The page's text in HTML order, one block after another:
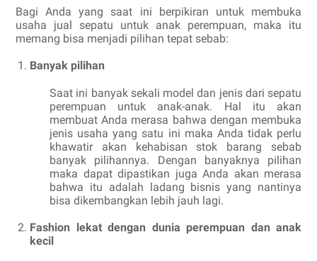
Bagi Anda yang saat ini berpikiran untuk membuka
usaha jual sepatu untuk anak perempuan, maka itu
memang bisa menjadi pilihan tepat sebab:
Banyak pilihan
Saat ini banyak sekali model dan jenis dari sepatu
perempuan untuk anak-anak. Hal itu akan
membuat Anda merasa bahwa dengan membuka
jenis usaha yang satu ini maka Anda tidak perlu
khawatir akan kehabisan stok barang sebab
banyak pilihannya. Dengan banyaknya pilihan
maka dapat dipastikan juga Anda akan merasa
bahwa itu adalah ladang bisnis yang nantinya
bisa dikembangkan lebih jauh lagi.
Fashion lekat dengan dunia perempuan dan anak
kecil